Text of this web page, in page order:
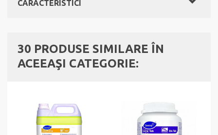
CARACTERISTICI
30 PRODUSE SIMILARE ÎN
ACEEAŞI CATEGORIE: